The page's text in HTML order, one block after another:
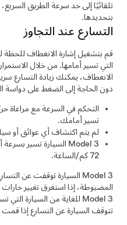
تلقائيًا إلى حد سرعة الطريق السريع،
بتحديدها.
التسارع عند التجاوز
قم بتشغيل إشارة الانعطاف للحظة
التي تسير أمامها. من خلال الاستمرار
الانعطاف، يمكنك زيادة التسارع
دون الحاجة إلى الضغط على دواسة
التحكم في السرعة مع مراعاة حركة
تسير أمامك.
لم يتم اكتشاف أي عوائق أو
Model 3السيارة تسير بسرعة
.
Model 3السيارة توقفت عن التسارع
المضبوطة، إذا استغرق تغيير حارات
Model 3للغاية من السيارة التي تسير
تتوقف السيارة عن التسارع إذا قمت